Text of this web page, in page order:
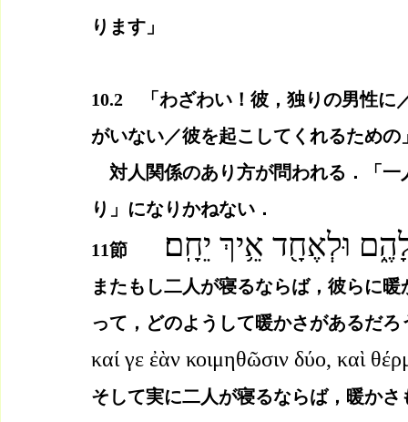
ります」
10.2　「わざわい！彼，独りの男性
がいない／彼を起こしてくれるための
対人関係のあり方が問われる．「一
り」になりかねない．
11節 וּלְאֶחָ֖ד אֵ֥יךְ יֵחָֽם׃
またもし二人が寝るならば，彼らに
って，どのようして暖かさがあるだろ
καί γε ἐὰν κοιμηθῶσιν δύο, καὶ
そして実に二人が寝るならば，暖か